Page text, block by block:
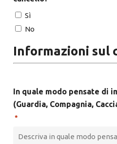
Sì
No
Informazioni sul
In quale modo pensate di
(Guardia, Compagnia,
*